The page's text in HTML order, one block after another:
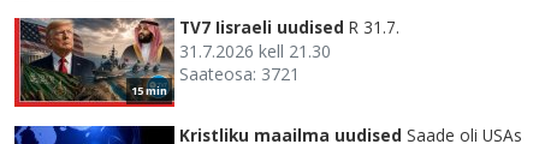
15 min
TV7 Iisraeli uudised R 31.7.
31.7.2026 kell 21.30
Saateosa: 3721
Kristliku maailma uudised Saade oli USAs